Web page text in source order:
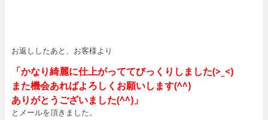
お返ししたあと、お客様より
「かなり綺麗に仕上がっててびっくりしました(>_<)
また機会あればよろしくお願いします(^^)
ありがとうございました(^^)」
とメールを頂きました。